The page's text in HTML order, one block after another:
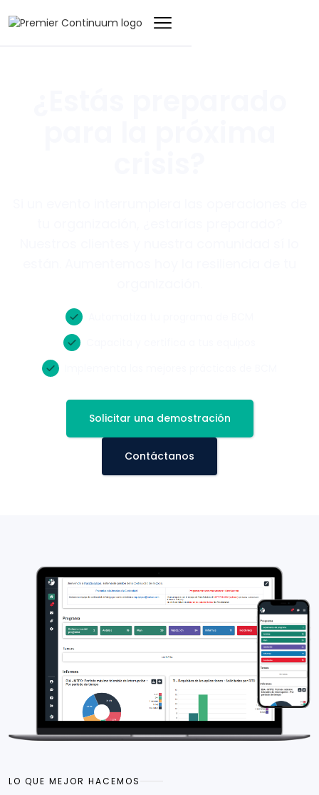
Solicitar una demostración
Contáctanos
LO QUE MEJOR HACEMOS